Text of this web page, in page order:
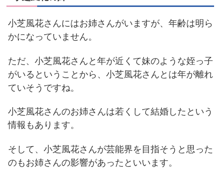
小芝風花さんにはお姉さんがいますが、年齢は明ら
かになっていません。
ただ、小芝風花さんと年が近くて妹のような姪っ子
がいるということから、小芝風花さんとは年が離れ
ていそうですね。
小芝風花さんのお姉さんは若くして結婚したという
情報もあります。
そして、小芝風花さんが芸能界を目指そうと思った
のもお姉さんの影響があったといいます。